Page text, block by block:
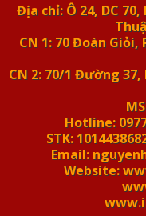
Địa chỉ: Ô 24, DC 70,
CN 1: 70 Đoàn Giỏi,
CN 2: 70/1 Đường 37,
Hotline:
STK:
Email:
Website: